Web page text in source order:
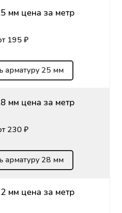
мм цена за метр
195 ₽
арматуру 25 мм
мм цена за метр
230 ₽
арматуру 28 мм
мм цена за метр